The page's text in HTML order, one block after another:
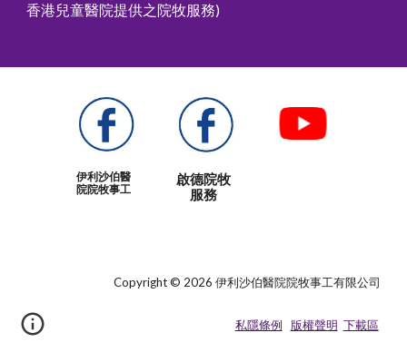
香港兒童醫院提供之院牧服務)
伊利沙伯醫
院院牧事工
啟德院牧
服務
Copyright © 2026 伊利沙伯醫院院牧事工有限公司
私隱條例 版權聲明 下載區